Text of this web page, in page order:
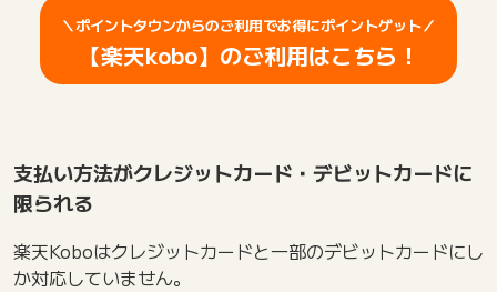
＼ポイントタウンからのご利用でお得にポイントゲット／
【楽天kobo】のご利用はこちら！
支払い方法がクレジットカード・デビットカードに
限られる
楽天Koboはクレジットカードと一部のデビットカードにし
か対応していません。